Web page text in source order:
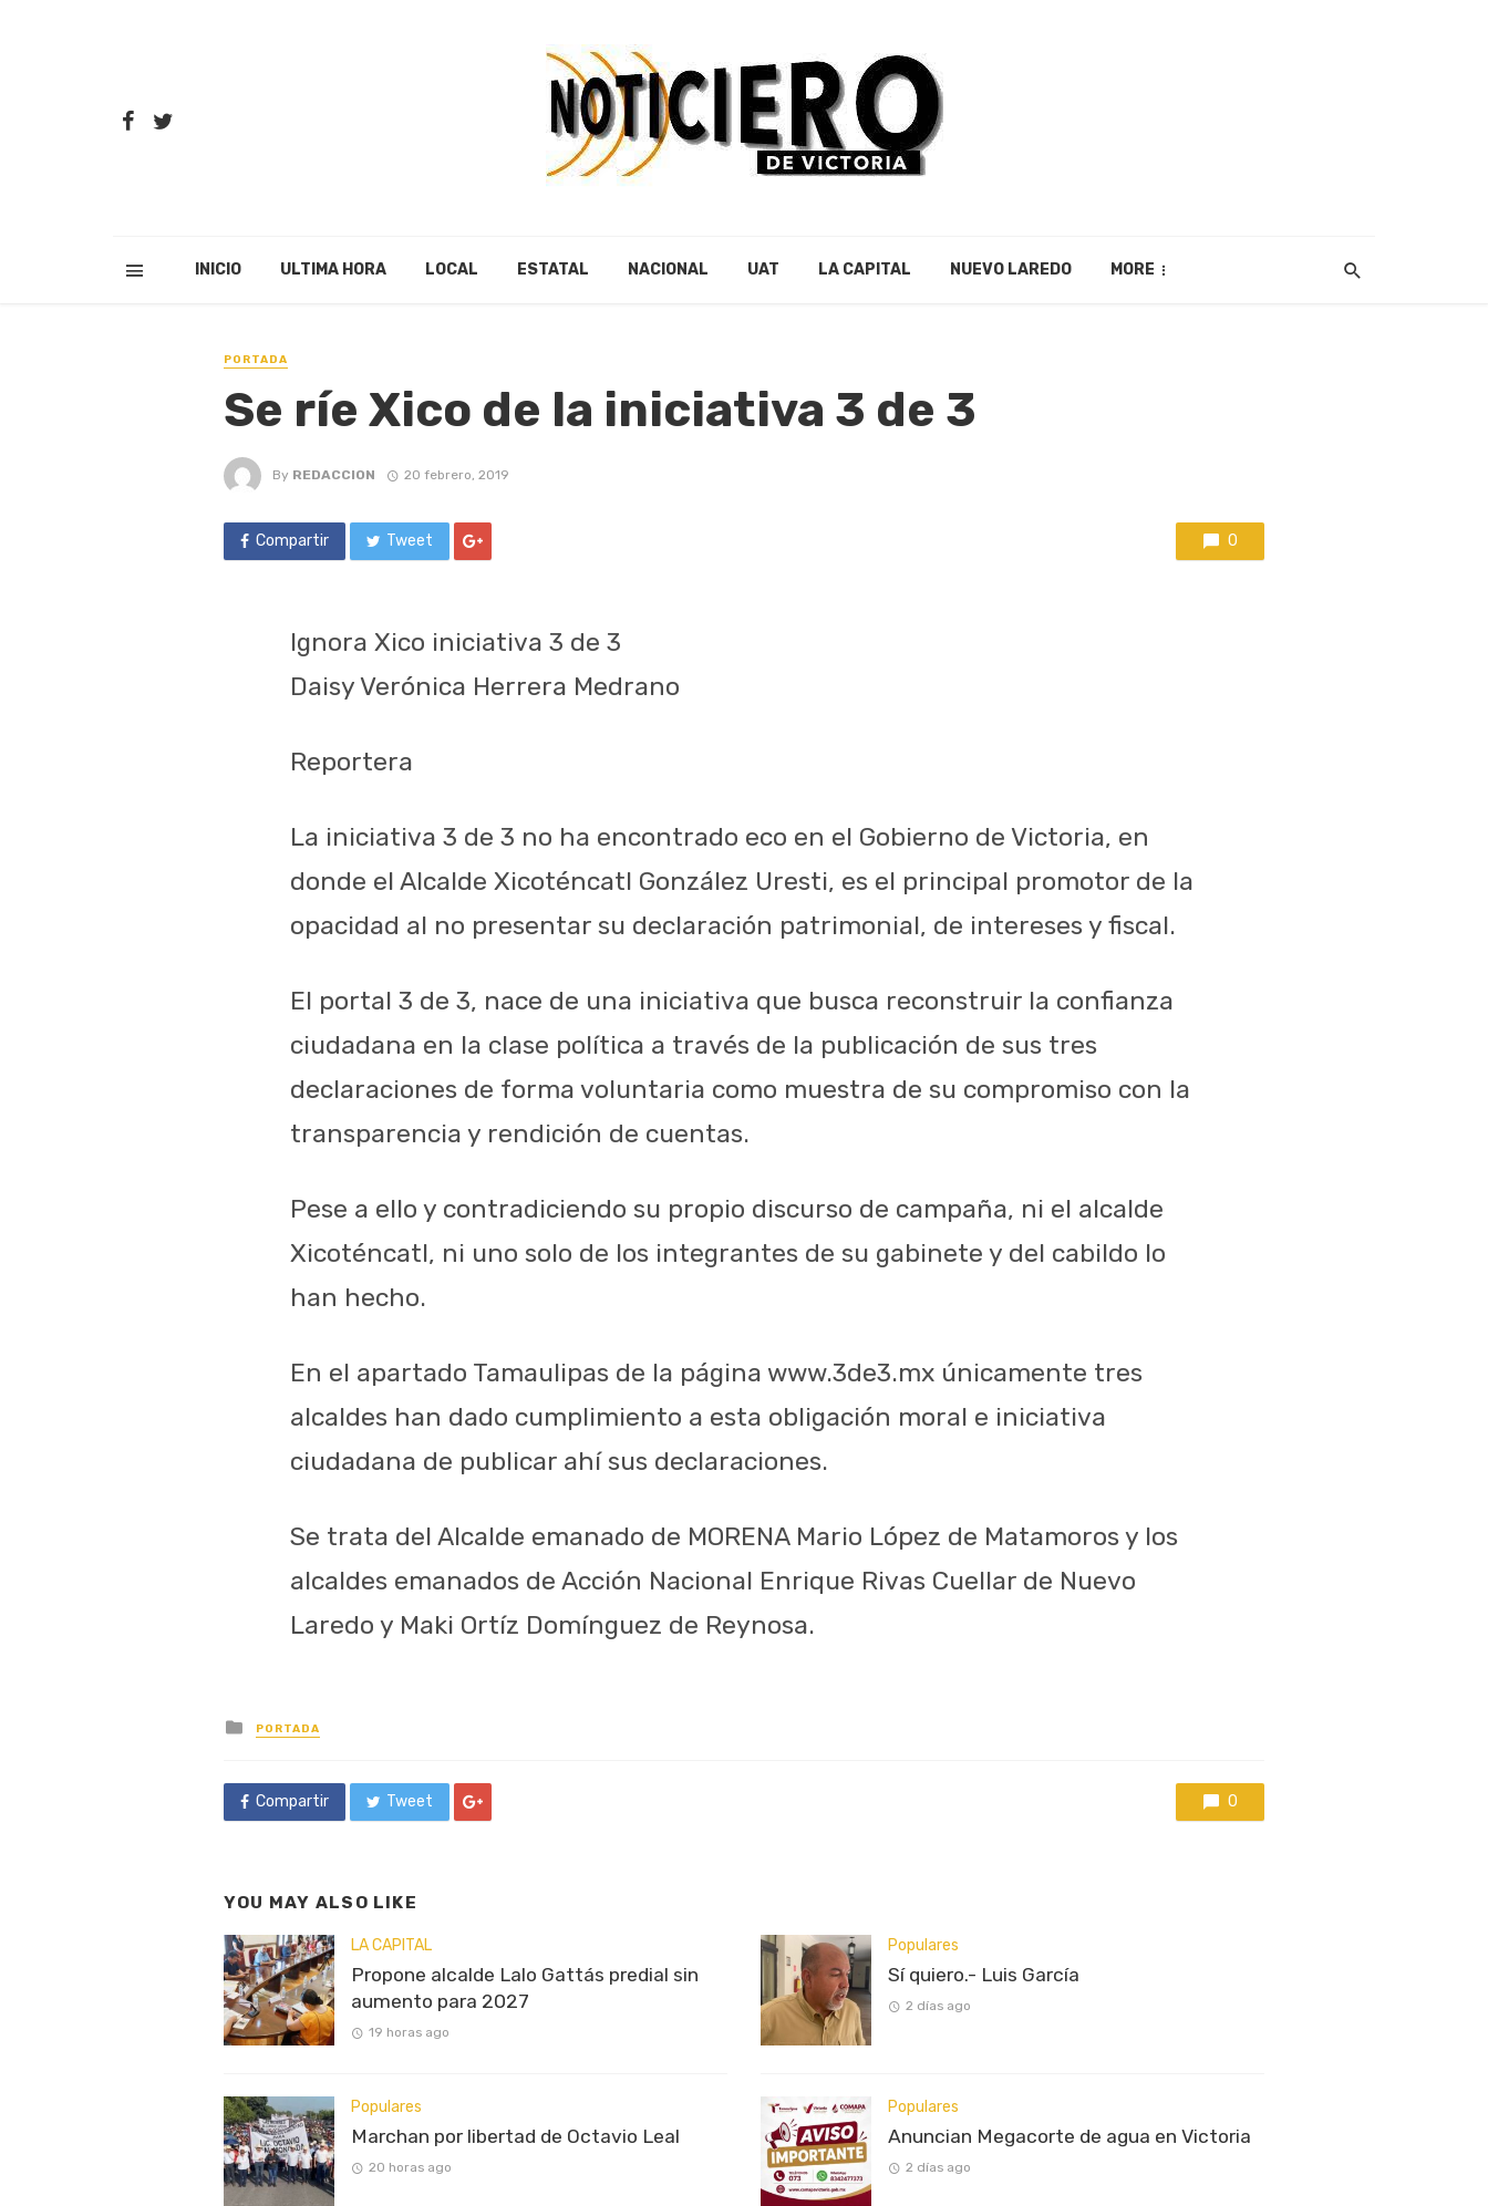
INICIO ULTIMA HORA LOCAL ESTATAL NACIONAL UAT LA CAPITAL NUEVO LAREDO MORE
PORTADA
Se ríe Xico de la iniciativa 3 de 3
By REDACCION 20 febrero, 2019
Compartir Tweet 0
Ignora Xico iniciativa 3 de 3
Daisy Verónica Herrera Medrano
Reportera
La iniciativa 3 de 3 no ha encontrado eco en el Gobierno de Victoria, en
donde el Alcalde Xicoténcatl González Uresti, es el principal promotor de la
opacidad al no presentar su declaración patrimonial, de intereses y fiscal.
El portal 3 de 3, nace de una iniciativa que busca reconstruir la confianza
ciudadana en la clase política a través de la publicación de sus tres
declaraciones de forma voluntaria como muestra de su compromiso con la
transparencia y rendición de cuentas.
Pese a ello y contradiciendo su propio discurso de campaña, ni el alcalde
Xicoténcatl, ni uno solo de los integrantes de su gabinete y del cabildo lo
han hecho.
En el apartado Tamaulipas de la página www.3de3.mx únicamente tres
alcaldes han dado cumplimiento a esta obligación moral e iniciativa
ciudadana de publicar ahí sus declaraciones.
Se trata del Alcalde emanado de MORENA Mario López de Matamoros y los
alcaldes emanados de Acción Nacional Enrique Rivas Cuellar de Nuevo
Laredo y Maki Ortíz Domínguez de Reynosa.
Posted
in
PORTADA
Compartir Tweet 0
YOU MAY ALSO LIKE
LA CAPITAL
Propone alcalde Lalo Gattás predial sin
aumento para 2027
19 horas ago
Populares
Marchan por libertad de Octavio Leal
20 horas ago
Populares
Sí quiero.- Luis García
2 días ago
Populares
Anuncian Megacorte de agua en Victoria
2 días ago